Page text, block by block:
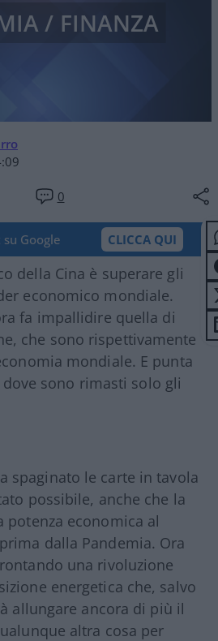
0
/ FINANZA
Google CLICCA QUI
della Cina è superare gli
economico mondiale.
fa impallidire quella di
che sono rispettivamente
mondiale. E punta
sono rimasti solo gli
spaginato le carte in tavola
possibile, anche che la
potenza economica al
dalla Pandemia. Ora
una rivoluzione
energetica che, salvo
allungare ancora di più il
altra cosa per